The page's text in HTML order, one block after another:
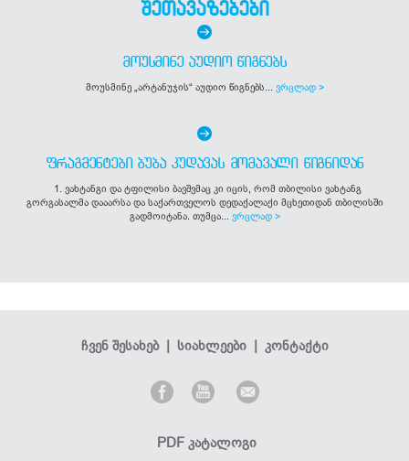
შეთავაზებები
ᲛᲝᲣᲡᲛᲘᲜᲔ ᲐᲣᲓᲘᲝ ᲬᲘᲒᲜᲔᲑᲡ
მოუსმინე „არტანუჯის“ აუდიო წიგნებს... ვრცლად >
ᲤᲠᲐᲒᲛᲔᲜᲢᲔᲑᲘ ᲑᲣᲑᲐ ᲙᲣᲓᲐᲕᲐᲡ ᲛᲝᲛᲐᲕᲐᲚᲘ ᲬᲘᲒᲜᲘᲓᲐᲜ
1. ვახტანგი და ტფილისი ბავშვმაც კი იცის, რომ თბილისი ვახტანგ
გორგასალმა დააარსა და საქართველოს დედაქალაქი მცხეთიდან თბილისში
გადმოიტანა. თუმცა... ვრცლად >
ჩვენ შესახებ| სიახლეები| კონტაქტი
PDF კატალოგი